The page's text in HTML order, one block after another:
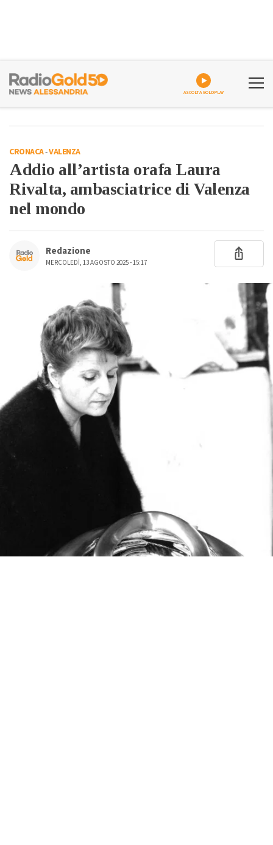
ASCOLTA GOLDPLAY
CRONACA-VALENZA
Addio all’artista orafa Laura
Rivalta, ambasciatrice di Valenza
nel mondo
Redazione
MERCOLEDÌ, 13 AGOSTO 2025 - 15:17